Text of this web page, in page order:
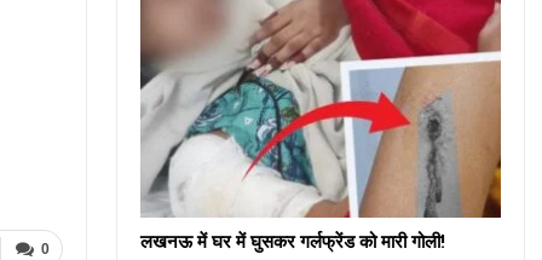
0 लखनऊ में घर में घुसकर गर्लफ्रेंड को मारी गोली!